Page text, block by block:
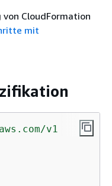
CloudFormation
mit
v1